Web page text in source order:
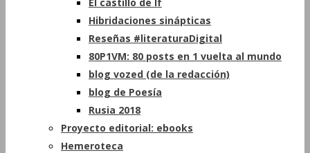
Hibridaciones sinápticas
Reseñas #literaturaDigital
80P1VM: 80 posts en 1 vuelta al mundo
blog vozed (de la redacción)
blog de Poesía
Rusia 2018
Proyecto editorial: ebooks
Hemeroteca